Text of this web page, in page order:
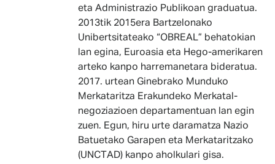
eta Administrazio Publikoan graduatua.
2013tik 2015era Bartzelonako
Unibertsitateako “OBREAL” behatokian
lan egina, Euroasia eta Hego-amerikaren
arteko kanpo harremanetara bideratua.
2017. urtean Ginebrako Munduko
Merkataritza Erakundeko Merkatal-
negoziazioen departamentuan lan egin
zuen. Egun, hiru urte daramatza Nazio
Batuetako Garapen eta Merkataritzako
(UNCTAD) kanpo aholkulari gisa.